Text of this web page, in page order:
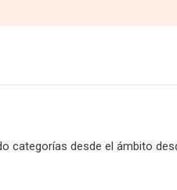
categorías desde el ámbito